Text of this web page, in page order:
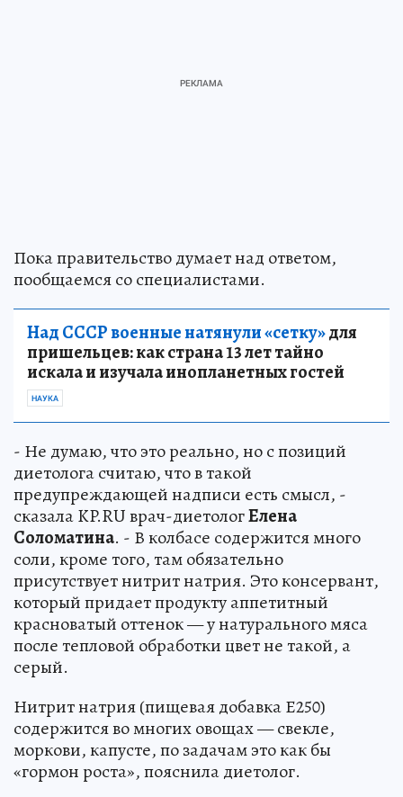
Пока правительство думает над ответом,
пообщаемся со специалистами.
Над СССР военные натянули «сетку»для
пришельцев: как страна 13 лет тайно
искала и изучала инопланетных гостей
НАУКА
- Не думаю, что это реально, но с позиций
диетолога считаю, что в такой
предупреждающей надписи есть смысл, -
сказала KP.RU врач-диетологЕлена
Соломатина. - В колбасе содержится много
соли, кроме того, там обязательно
присутствует нитрит натрия. Это консервант,
который придает продукту аппетитный
красноватый оттенок — у натурального мяса
после тепловой обработки цвет не такой, а
серый.
Нитрит натрия (пищевая добавка Е250)
содержится во многих овощах — свекле,
моркови, капусте, по задачам это как бы
«гормон роста», пояснила диетолог.